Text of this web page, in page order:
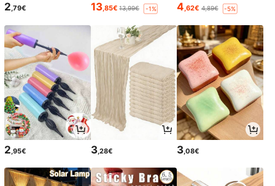
2,79€ 13,85€ 13,99€ -1% 4,62€ 4,89€ -5%
2 ,95€ 3,28€ 3 ,08€